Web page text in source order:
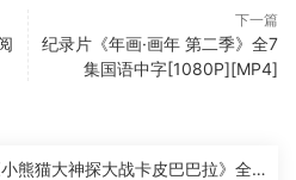
下一篇
纪录片《年画·画年 第二季》全7
集国语中字[1080P][MP4]
熊猫大神探大战卡皮巴巴拉》全2